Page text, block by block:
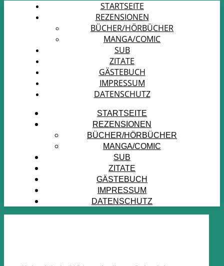
STARTSEITE
REZENSIONEN
BÜCHER/HÖRBÜCHER
MANGA/COMIC
SUB
ZITATE
GÄSTEBUCH
IMPRESSUM
DATENSCHUTZ
STARTSEITE
REZENSIONEN
BÜCHER/HÖRBÜCHER
MANGA/COMIC
SUB
ZITATE
GÄSTEBUCH
IMPRESSUM
DATENSCHUTZ